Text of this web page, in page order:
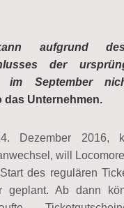
aufgrund
der
im September
das Unternehmen.
Dezember 2016,
will
des regulären
geplant. Ab dann